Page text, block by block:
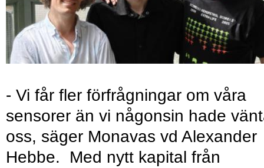
- Vi får fler förfrågningar om våra
sensorer än vi någonsin hade
oss, säger Monavas vd Alexander
Hebbe. Med nytt kapital från